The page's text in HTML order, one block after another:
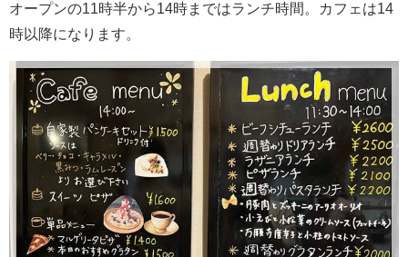
オープンの11時半から14時まではランチ時間。カフェは14
時以降になります。